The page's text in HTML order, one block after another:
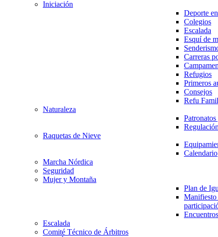
Iniciación
Deporte
Colegios
Escalada
Esquí de
Carreras
Refugios
Primeros
Consejos
Refu
Naturaleza
Raquetas de Nieve
Calendario
Marcha Nórdica
Seguridad
Mujer y Montaña
Plan de
Escalada
Comité Técnico de Árbitros